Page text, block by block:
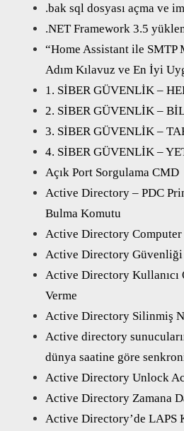
.bak sql dosyası açma ve
.NET Framework 3.5
“Home Assistant ile
Adım Kılavuz ve En İyi
1. SİBER GÜVENLİK –
2. SİBER GÜVENLİK –
3. SİBER GÜVENLİK –
4. SİBER GÜVENLİK –
Açık Port Sorgulama CMD
Active Directory – PDC
Bulma Komutu
Active Directory
Active Directory Güvenliği
Active Directory Kullanıcı
Verme
Active Directory Silinmiş
Active directory
dünya saatine göre
Active Directory Unlock
Active Directory Zamana
Active Directory’de LAPS